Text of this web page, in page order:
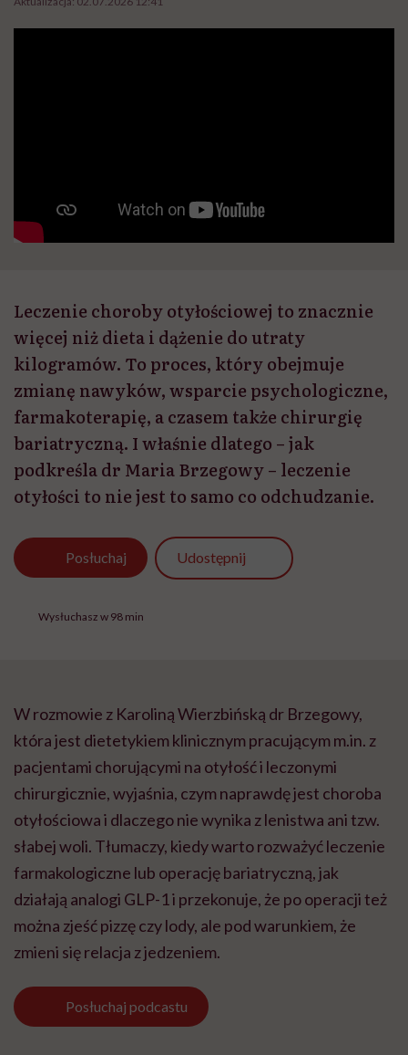
Leczenie choroby otyłościowej to znacznie
więcej niż dieta i dążenie do utraty
kilogramów. To proces, który obejmuje
zmianę nawyków, wsparcie psychologiczne,
farmakoterapię, a czasem także chirurgię
bariatryczną. I właśnie dlatego – jak
podkreśla dr Maria Brzegowy – leczenie
otyłości to nie jest to samo co odchudzanie.
Posłuchaj Udostępnij
Wysłuchasz w 98 min
W rozmowie z Karoliną Wierzbińską dr Brzegowy,
która jest dietetykiem klinicznym pracującym m.in. z
pacjentami chorującymi na otyłość i leczonymi
chirurgicznie, wyjaśnia, czym naprawdę jest choroba
otyłościowa i dlaczego nie wynika z lenistwa ani tzw.
słabej woli. Tłumaczy, kiedy warto rozważyć leczenie
farmakologiczne lub operację bariatryczną, jak
działają analogi GLP-1 i przekonuje, że po operacji też
można zjeść pizzę czy lody, ale pod warunkiem, że
zmieni się relacja z jedzeniem.
Posłuchaj podcastu